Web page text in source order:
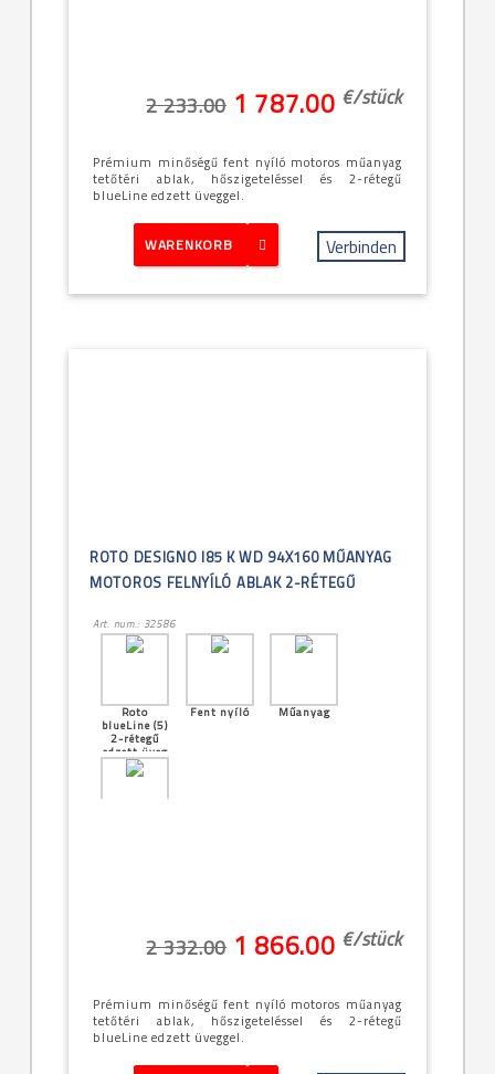
2 233.00 1 787.00 €/stück
Prémium minőségű fent nyíló motoros műanyag
tetőtéri ablak, hőszigeteléssel és 2-rétegű
blueLine edzett üveggel.
WARENKORB Verbinden
ROTO DESIGNO I85 K WD 94X160 MŰANYAG
MOTOROS FELNYÍLÓ ABLAK 2-RÉTEGŰ
Art. num.: 32586
Roto
blueLine (5)
2-rétegű
edzett üveg
Fent nyíló Műanyag
2 332.00 1 866.00 €/stück
Prémium minőségű fent nyíló motoros műanyag
tetőtéri ablak, hőszigeteléssel és 2-rétegű
blueLine edzett üveggel.